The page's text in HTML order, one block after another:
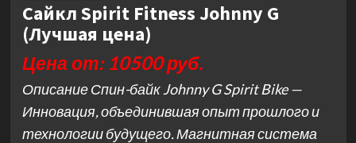
Сайкл Spirit Fitness Johnny G
(Лучшая цена)
Цена от: 10500 руб.
Описание Спин-байк Johnny G Spirit Bike —
Инновация, объединившая опыт прошлого и
технологии будущего. Магнитная система